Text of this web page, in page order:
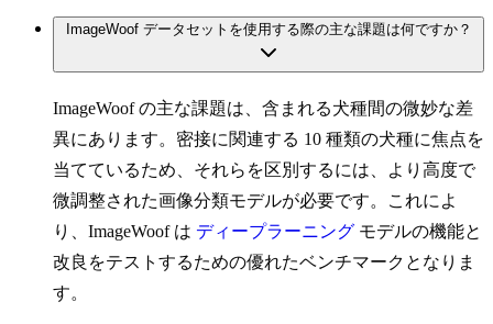
ImageWoof データセットを使用する際の主な課題は何ですか？
ImageWoof の主な課題は、含まれる犬種間の微妙な差
異にあります。密接に関連する 10 種類の犬種に焦点を
当てているため、それらを区別するには、より高度で
微調整された画像分類モデルが必要です。これによ
り、ImageWoof は ディープラーニング モデルの機能と
改良をテストするための優れたベンチマークとなりま
す。